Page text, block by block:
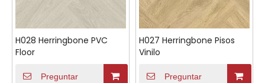
H028 Herringbone PVC
Floor
Preguntar
H027 Herringbone Pisos
Vinilo
Preguntar